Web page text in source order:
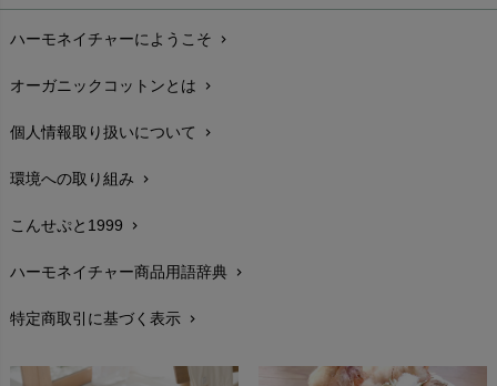
配送と送料chevron_right
在庫状況と発送予定chevron_right
サイズ・寸法chevron_right
生地・素材chevron_right
お手入れについて
レビューを書こうchevron_right
返品交換chevron_right
FAXでのご注文
ハーモネイチャーにようこそ chevron_right
オーガニックコットンとは chevron_right
個人情報取り扱いについて chevron_right
環境への取り組み chevron_right
こんせぷと1999 chevron_right
ハーモネイチャー商品用語辞典 chevron_right
特定商取引に基づく表示 chevron_right